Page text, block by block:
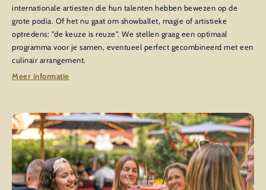
internationale artiesten die hun talenten hebben bewezen op de
grote podia. Of het nu gaat om showballet, magie of artistieke
optredens: "de keuze is reuze". We stellen graag een optimaal
programma voor je samen, eventueel perfect gecombineerd met een
culinair arrangement.
Meer informatie